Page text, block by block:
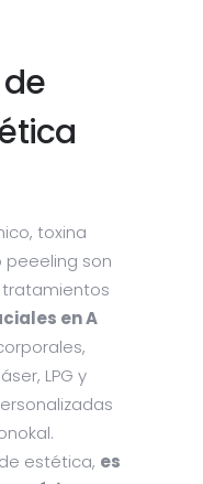
toxina
son
tratamientos
en A
LPG y
estética, es